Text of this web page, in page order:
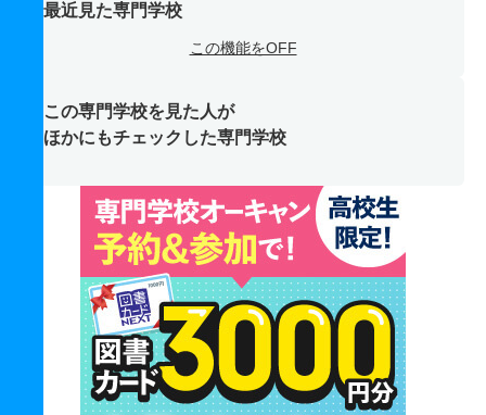
最近見た専門学校
この機能をOFF
この専門学校を見た人が
ほかにもチェックした専門学校